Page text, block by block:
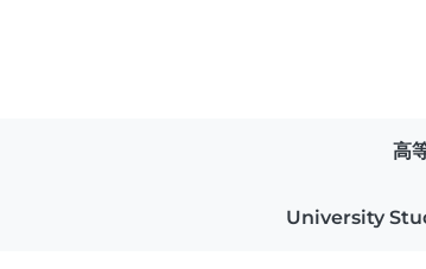
高
University